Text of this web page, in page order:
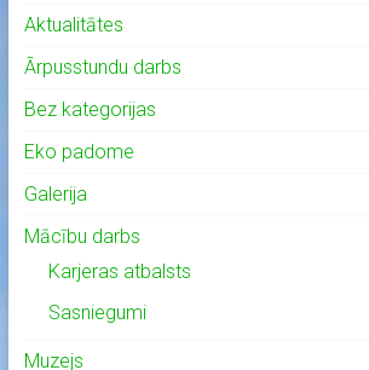
Aktualitātes
Ārpusstundu darbs
Bez kategorijas
Eko padome
Galerija
Mācību darbs
Karjeras atbalsts
Sasniegumi
Muzejs